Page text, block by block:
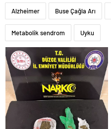
Alzheimer Buse Çağla Arı
Metabolik sendrom Uyku